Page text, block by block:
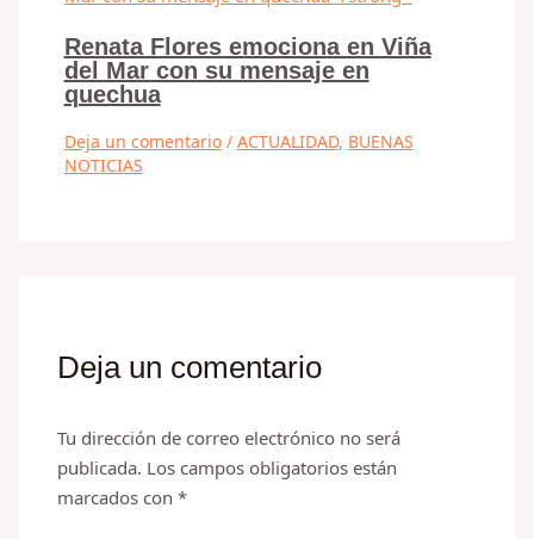
Renata Flores emociona en Viña
del Mar con su mensaje en
quechua
Deja un comentario / ACTUALIDAD, BUENAS
NOTICIAS
Deja un comentario
Tu dirección de correo electrónico no será
publicada. Los campos obligatorios están
marcados con*